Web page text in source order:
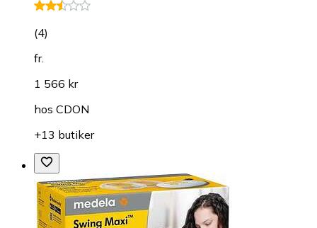
(4)
fr.
1 566 kr
hos CDON
+13 butiker